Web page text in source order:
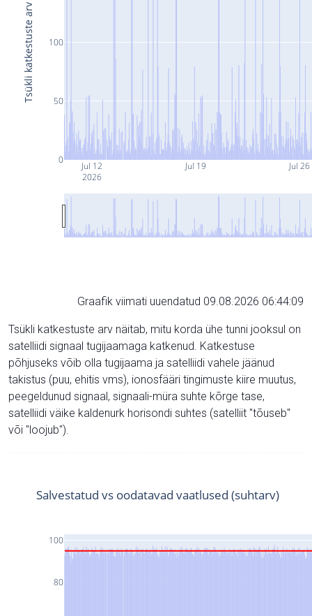
Jul 12
2026
Jul 19 Jul 26
0
50
100
Tsükli katkestuste arv
Graafik viimati uuendatud 09.08.2026 06:44:09
Tsükli katkestuste arv näitab, mitu korda ühe tunni jooksul on
satelliidi signaal tugijaamaga katkenud. Katkestuse
põhjuseks võib olla tugijaama ja satelliidi vahele jäänud
takistus (puu, ehitis vms), ionosfääri tingimuste kiire muutus,
peegeldunud signaal, signaali-müra suhte kõrge tase,
satelliidi väike kaldenurk horisondi suhtes (satelliit "tõuseb"
või "loojub").
80
100
Salvestatud vs oodatavad vaatlused (suhtarv)